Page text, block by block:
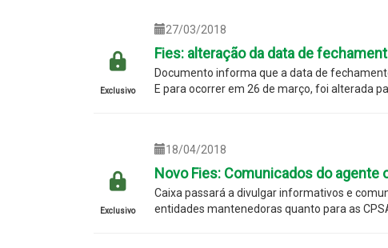
Exclusivo
27/03/2018
Fies: alteração da data de
Documento informa que a data de
E para ocorrer em 26 de março, foi alterada
Exclusivo
18/04/2018
Novo Fies: Comunicados do agente
Caixa passará a divulgar informativos e
entidades mantenedoras quanto para as